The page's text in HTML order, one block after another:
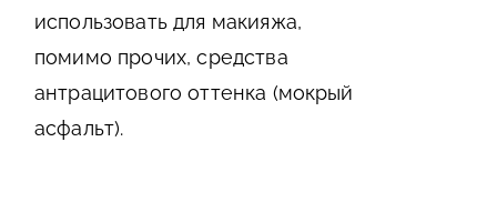
использовать для макияжа,
помимо прочих, средства
антрацитового оттенка (мокрый
асфальт).